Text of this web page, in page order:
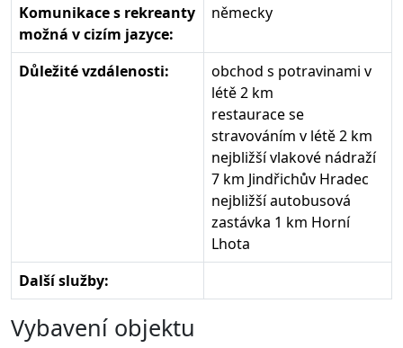
Komunikace s rekreanty
možná v cizím jazyce:
německy
Důležité vzdálenosti:
obchod s potravinami v
létě 2 km
restaurace se
stravováním v létě 2 km
nejbližší vlakové nádraží
7 km Jindřichův Hradec
nejbližší autobusová
zastávka 1 km Horní
Lhota
Další služby:
Vybavení objektu